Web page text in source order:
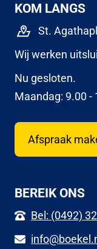
KOM LANGS
St.
Wij werken
Nu gesloten.
Maandag: 9.00 -
Afspraak
BEREIK ONS
Bel: (0492)